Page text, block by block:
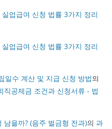
업급여 신청 법률 3가지 정리
업급여 신청 법률 3가지 정리
일수 계산 및 지급 신청 방법의
직공제금 조건과 신청서류 - 법
을까? (음주 벌금형 전과)의 과